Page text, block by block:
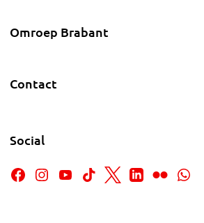
Omroep Brabant
Contact
Social